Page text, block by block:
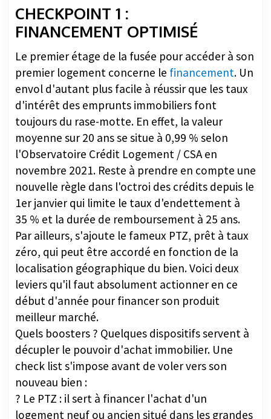
CHECKPOINT 1 :
FINANCEMENT OPTIMISÉ
Le premier étage de la fusée pour accéder à son
premier logement concerne le financement. Un
envol d'autant plus facile à réussir que les taux
d'intérêt des emprunts immobiliers font
toujours du rase-motte. En effet, la valeur
moyenne sur 20 ans se situe à 0,99 % selon
l'Observatoire Crédit Logement / CSA en
novembre 2021. Reste à prendre en compte une
nouvelle règle dans l'octroi des crédits depuis le
1er janvier qui limite le taux d'endettement à
35 % et la durée de remboursement à 25 ans.
Par ailleurs, s'ajoute le fameux PTZ, prêt à taux
zéro, qui peut être accordé en fonction de la
localisation géographique du bien. Voici deux
leviers qu'il faut absolument actionner en ce
début d'année pour financer son produit
meilleur marché.
Quels boosters ? Quelques dispositifs servent à
décupler le pouvoir d'achat immobilier. Une
check list s'impose avant de voler vers son
nouveau bien :
? Le PTZ : il sert à financer l'achat d'un
logement neuf ou ancien situé dans les grandes